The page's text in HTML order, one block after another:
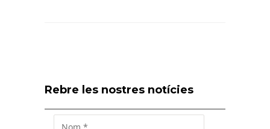
Rebre les nostres notícies